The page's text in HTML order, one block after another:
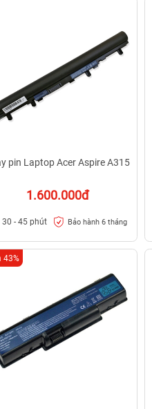
pin Laptop Acer Aspire A315
1.600.000đ
30 - 45 phút Bảo hành 6 tháng
43%